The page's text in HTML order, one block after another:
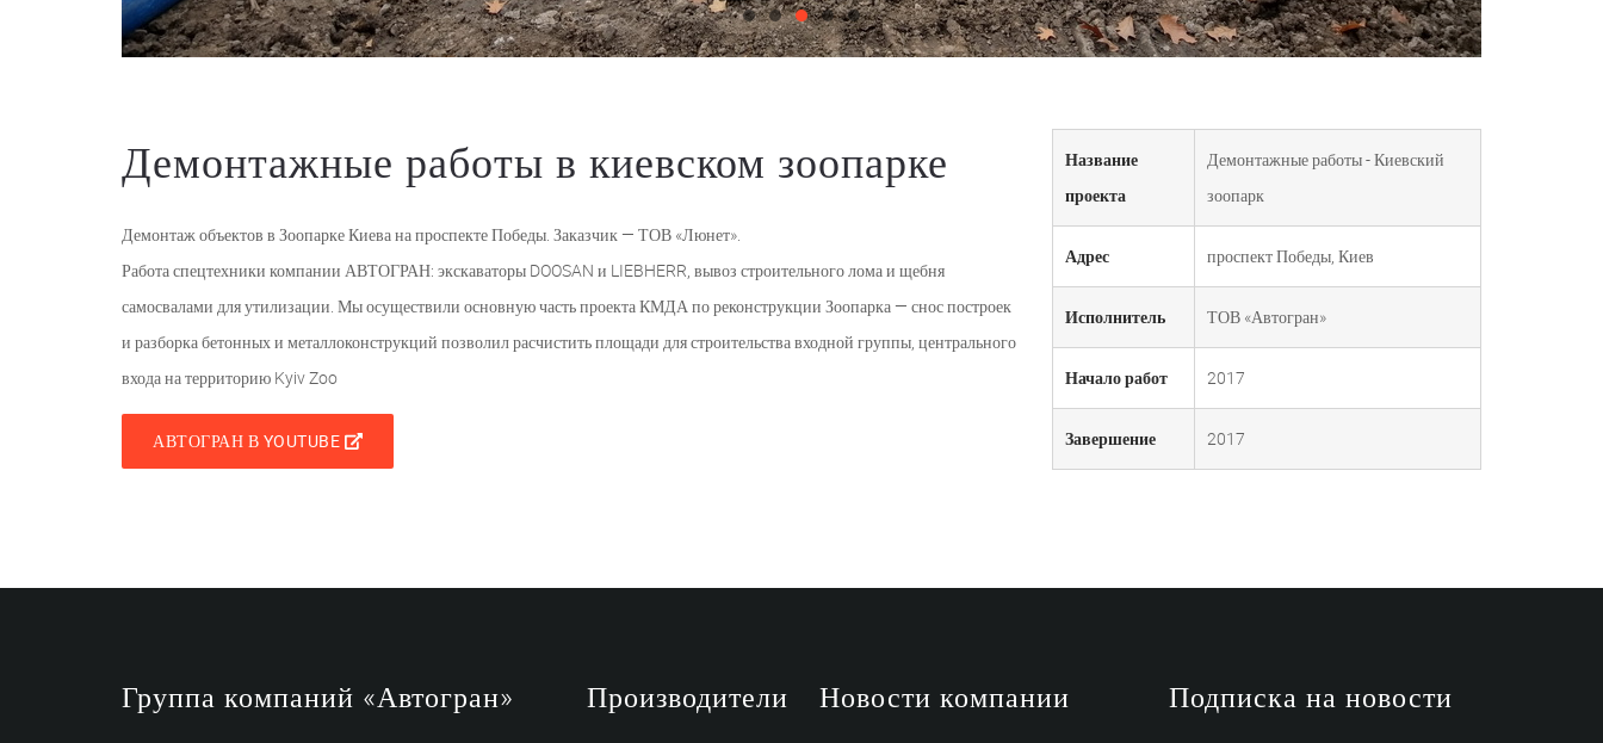
Демонтажные работы в киевском зоопарке
Демонтаж объектов в Зоопарке Киева на проспекте Победы. Заказчик — ТОВ «Люнет».
Работа спецтехники компании АВТОГРАН: экскаваторы DOOSAN и LIEBHERR, вывоз строительного лома и щебня
самосвалами для утилизации. Мы осуществили основную часть проекта КМДА по реконструкции Зоопарка — снос построек
и разборка бетонных и металлоконструкций позволил расчистить площади для строительства входной группы, центрального
входа на территорию Kyiv Zoo
АВТОГРАН В YOUTUBE
Название
проекта
Демонтажные работы - Киевский
зоопарк
Адрес проспект Победы, Киев
Исполнитель ТОВ «Автогран»
Начало работ 2017
Завершение 2017
Группа компаний «Автогран» Производители Новости компании Подписка на новости